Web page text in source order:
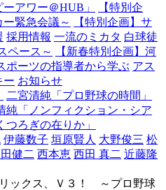
アワー＠HUB」
【特別企
緊急会議～
【特別企画】サ
採用情報 一流のミカタ 白球徒
ペース～
【新春特別企画】河
ポーツの指導者から学ぶ アス
ー お知らせ
二宮清純「プロ野球の時間」
純「ノンフィクション・シア
つろぎの在りか」
伊藤数子 垣原賢人 大野俊三 松
健二 西本恵 西田 真二 近藤隆
ックス、Ｖ３！ ～プロ野球